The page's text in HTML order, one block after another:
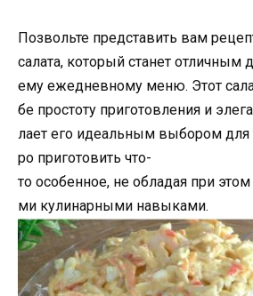
Позвольте представить вам
салата, который станет
ему ежедневному меню. Этот
бе простоту приготовления и
лает его идеальным выбором для
ро приготовить что-
то особенное, не обладая при
ми кулинарными навыками.